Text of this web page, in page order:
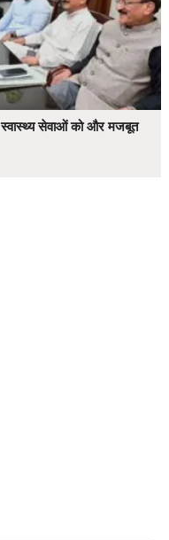
सेवाओं को और मजबूत